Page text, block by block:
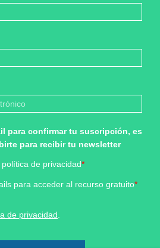
para confirmar tu suscripción, es
para recibir tu newsletter
de privacidad*
para acceder al recurso gratuito*
de privacidad.